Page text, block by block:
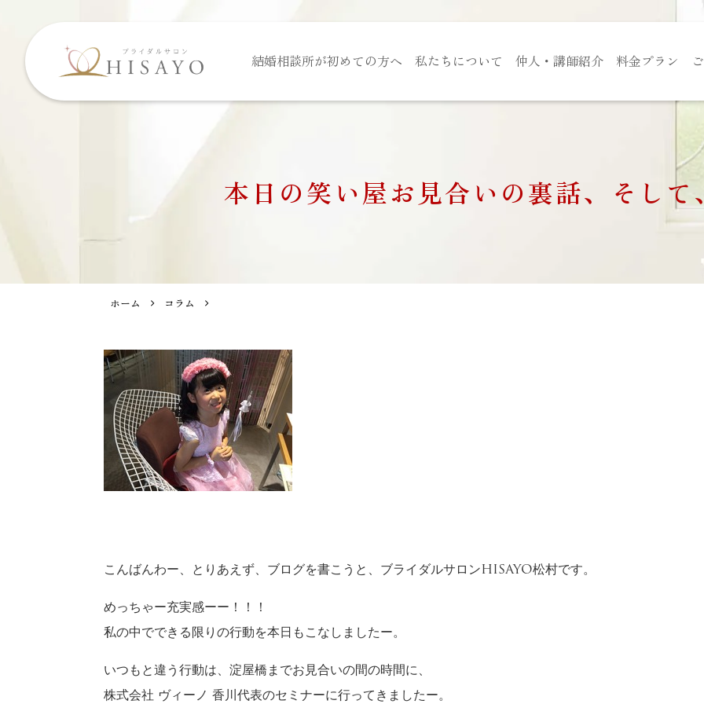
結婚相談所が初めての方へ 私たちについて 仲人・講師紹介 料金プラン
本日の笑い屋お見合いの裏話、そし
ホーム コラム
こんばんわー、とりあえず、ブログを書こうと、ブライダルサロンHISAYO松村です。
めっちゃー充実感ーー！！！
私の中でできる限りの行動を本日もこなしましたー。
いつもと違う行動は、淀屋橋までお見合いの間の時間に、
株式会社 ヴィーノ 香川代表のセミナーに行ってきましたー。